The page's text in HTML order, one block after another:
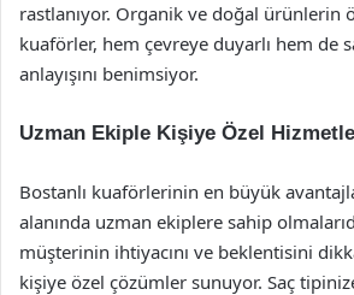
rastlanıyor. Organik ve doğal ürünlerin
kuaförler, hem çevreye duyarlı hem de
anlayışını benimsiyor.
Uzman Ekiple Kişiye Özel
Bostanlı kuaförlerinin en büyük
alanında uzman ekiplere sahip
müşterinin ihtiyacını ve beklentisini
kişiye özel çözümler sunuyor. Saç